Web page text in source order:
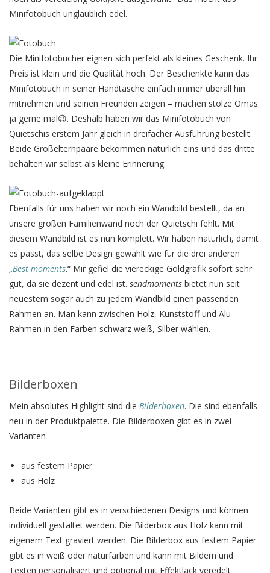
Minifotobuch unglaublich edel.
Die Minifotobücher eignen sich perfekt als kleines Geschenk. Ihr
Preis ist klein und die Qualität hoch. Der Beschenkte kann das
Minifotobuch in seiner Handtasche einfach immer überall hin
mitnehmen und seinen Freunden zeigen – machen stolze Omas
ja gerne mal😉. Deshalb haben wir das Minifotobuch von
Quietschis erstem Jahr gleich in dreifacher Ausführung bestellt.
Beide Großelternpaare bekommen natürlich eins und das dritte
behalten wir selbst als kleine Erinnerung.
Ebenfalls für uns haben wir noch ein Wandbild bestellt, da an
unsere großen Familienwand noch der Quietschi fehlt. Mit
diesem Wandbild ist es nun komplett. Wir haben natürlich, damit
es passt, das selbe Design gewählt wie für die drei anderen
„Best moments.“ Mir gefiel die viereckige Goldgrafik sofort sehr
gut, da sie dezent und edel ist. sendmoments bietet nun seit
neuestem sogar auch zu jedem Wandbild einen passenden
Rahmen an. Man kann zwischen Holz, Kunststoff und Alu
Rahmen in den Farben schwarz weiß, Silber wählen.
Bilderboxen
Mein absolutes Highlight sind die Bilderboxen. Die sind ebenfalls
neu in der Produktpalette. Die Bilderboxen gibt es in zwei
Varianten
aus festem Papier
aus Holz
Beide Varianten gibt es in verschiedenen Designs und können
individuell gestaltet werden. Die Bilderbox aus Holz kann mit
eigenem Text graviert werden. Die Bilderbox aus festem Papier
gibt es in weiß oder naturfarben und kann mit Bildern und
Texten personalisiert und optional mit Effektlack veredelt